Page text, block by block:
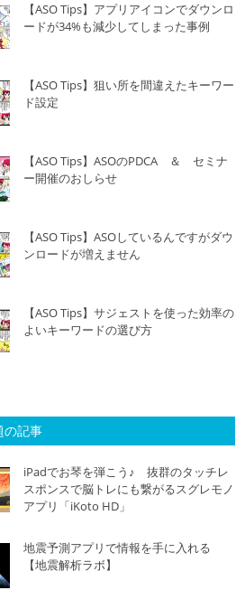
【ASO Tips】アプリアイコンでダウンロ
ードが34%も減少してしまった事例
【ASO Tips】狙い所を間違えたキーワー
ド設定
【ASO Tips】ASOのPDCA ＆ セミナ
ー開催のおしらせ
【ASO Tips】ASOしているんですがダウ
ンロードが増えません
【ASO Tips】サジェストを使った効率の
よいキーワードの選び方
の記事
iPadでお琴を弾こう♪ 抜群のタッチレ
スポンスで脳トレにも繋がるスグレモノ
アプリ「iKoto HD」
地震予測アプリで情報を手に入れる
【地震解析ラボ】